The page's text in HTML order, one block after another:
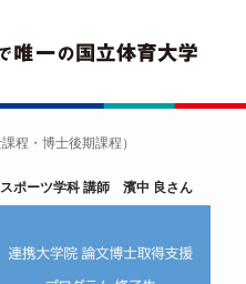
程・博士後期課程）
ポーツ学科 講師 濱中 良さん